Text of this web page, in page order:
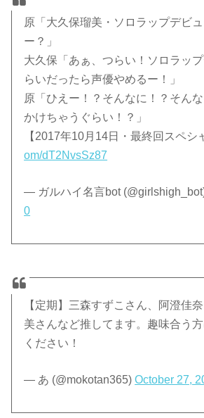
原「大久保瑠美・ソロラップデビ
ー？」
大久保「あぁ、つらい！ソロラッ
らいだったら声優やめるー！」
原「ひえー！？そんなに！？そん
かけちゃうぐらい！？」
【2017年10月14日・最終回スペシ
om/dT2NvsSz87
— ガルハイ名言bot
0
【定期】三森すずこさん、阿澄佳
美さんなど推してます。趣味合う
ください！
— あ (@mokotan365)October 27,